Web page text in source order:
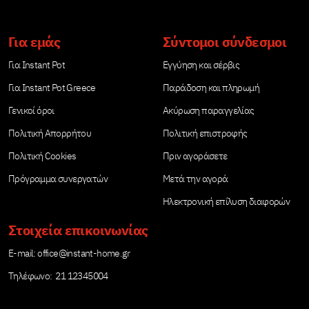
αργότερα.
Συνιστούμε […]
το μούλιασμα ή […]
Για εμάς
Για Instant Pot
Για Instant Pot Greece
Γενικοί όροι
Πολιτική Απορρήτου
Πολιτική Cookies
Πρόγραμμα συνεργατών
Σύντομοι σύνδεσμοι
Εγγύηση και σέρβις
Παράδοση και πληρωμή
Ακύρωση παραγγελίας
Πολιτική επιστροφής
Πριν αγοράσετε
Μετά την αγορά
Ηλεκτρονική επίλυση διαφορών
Στοιχεία επικοινωνίας
Е-mail:office@instant-home.gr
Τηλέφωνο: 21 12345004